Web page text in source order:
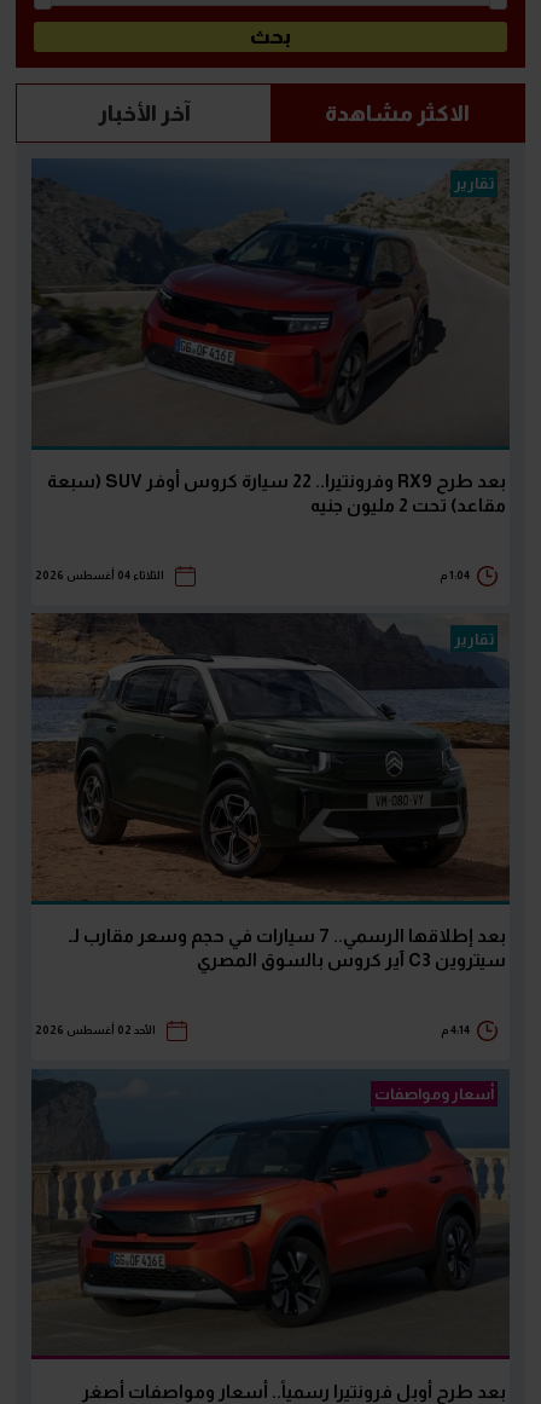
الاكثر مشاهدة آخر الأخبار
تقارير
بعد طرح RX9 وفرونتيرا.. 22 سيارة كروس أوفر SUV (سبعة
مقاعد) تحت 2 مليون جنيه
1:04 م الثلاثاء 04 أغسطس 2026
تقارير
بعد إطلاقها الرسمي.. 7 سيارات في حجم وسعر مقارب لـ
سيتروين C3 آير كروس بالسوق المصري
4:14 م الأحد 02 أغسطس 2026
أسعار ومواصفات
بعد طرح أوبل فرونتيرا رسمياً.. أسعار ومواصفات أصغر